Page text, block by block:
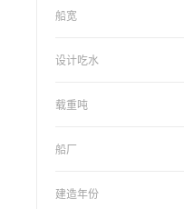
船宽
设计吃水
载重吨
船厂
建造年份